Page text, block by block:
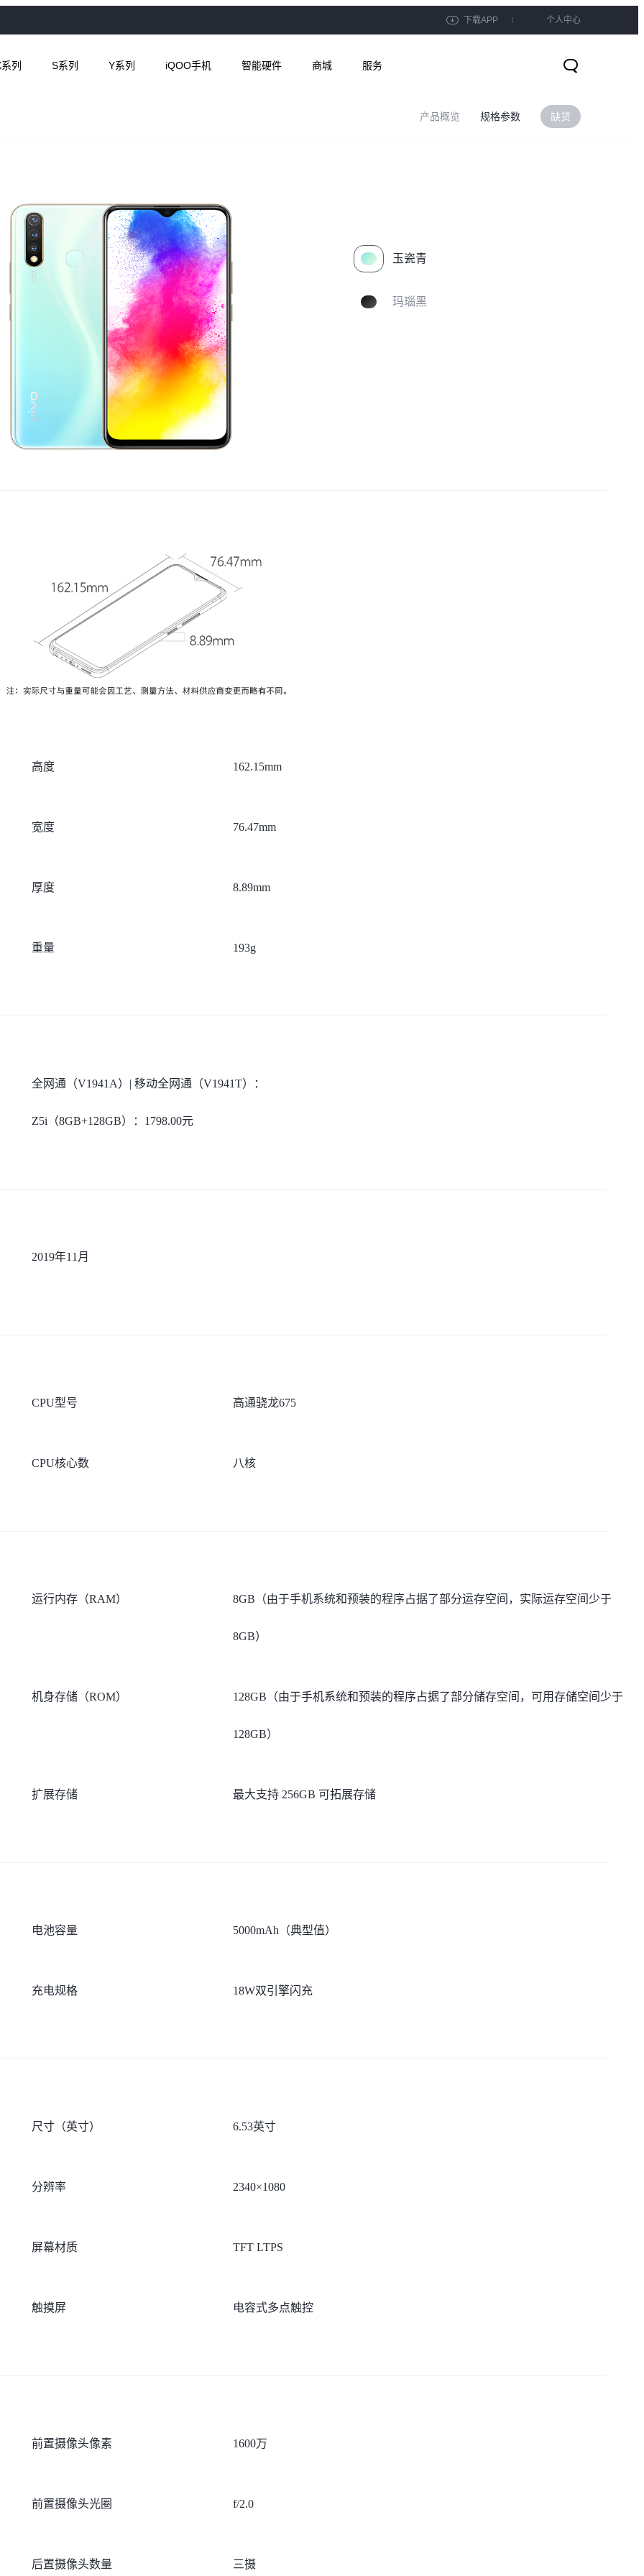
下载APP 个人中心
列 S系列 Y系列 iQOO手机 智能硬件 商城 服务
产品概览 规格参数 缺货
玉瓷青
玛瑙黑
高度 162.15mm
宽度 76.47mm
厚度 8.89mm
重量 193g
全网通（V1941A）| 移动全网通（V1941T）：
Z5i（8GB+128GB）：1798.00元
2019年11月
CPU型号 高通骁龙675
CPU核心数 八核
运行内存（RAM） 8GB（由于手机系统和预装的程序占据了部分运存空间，实际运存空间少于
8GB）
机身存储（ROM） 128GB（由于手机系统和预装的程序占据了部分储存空间，可用存储空间少于
128GB）
扩展存储 最大支持 256GB 可拓展存储
电池容量 5000mAh（典型值）
充电规格 18W双引擎闪充
尺寸（英寸） 6.53英寸
分辨率 2340×1080
屏幕材质 TFT LTPS
触摸屏 电容式多点触控
前置摄像头像素 1600万
前置摄像头光圈 f/2.0
后置摄像头数量 三摄